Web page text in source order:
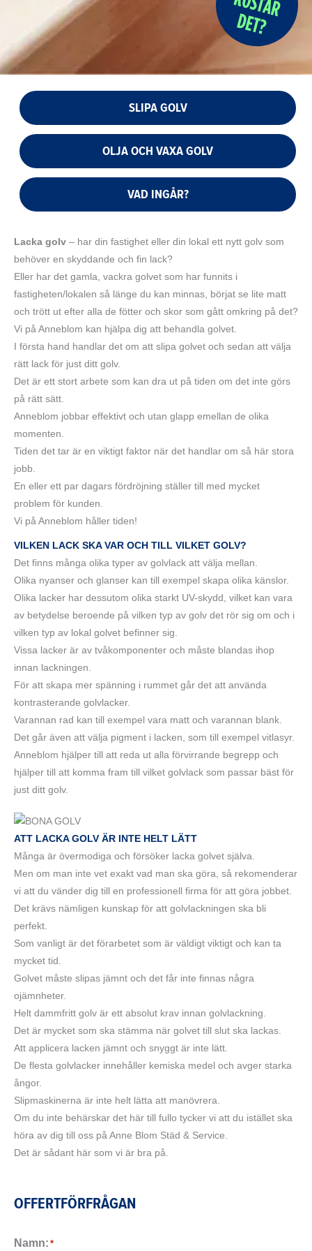
SLIPA GOLV
OLJA OCH VAXA GOLV
VAD INGÅR?
Lacka golv – har din fastighet eller din lokal ett nytt golv som
behöver en skyddande och fin lack?
Eller har det gamla, vackra golvet som har funnits i
fastigheten/lokalen så länge du kan minnas, börjat se lite matt
och trött ut efter alla de fötter och skor som gått omkring på det?
Vi på Anneblom kan hjälpa dig att behandla golvet.
I första hand handlar det om att slipa golvet och sedan att välja
rätt lack för just ditt golv.
Det är ett stort arbete som kan dra ut på tiden om det inte görs
på rätt sätt.
Anneblom jobbar effektivt och utan glapp emellan de olika
momenten.
Tiden det tar är en viktigt faktor när det handlar om så här stora
jobb.
En eller ett par dagars fördröjning ställer till med mycket
problem för kunden.
Vi på Anneblom håller tiden!
VILKEN LACK SKA VAR OCH TILL VILKET GOLV?
Det finns många olika typer av golvlack att välja mellan.
Olika nyanser och glanser kan till exempel skapa olika känslor.
Olika lacker har dessutom olika starkt UV-skydd, vilket kan vara
av betydelse beroende på vilken typ av golv det rör sig om och i
vilken typ av lokal golvet befinner sig.
Vissa lacker är av tvåkomponenter och måste blandas ihop
innan lackningen.
För att skapa mer spänning i rummet går det att använda
kontrasterande golvlacker.
Varannan rad kan till exempel vara matt och varannan blank.
Det går även att välja pigment i lacken, som till exempel vitlasyr.
Anneblom hjälper till att reda ut alla förvirrande begrepp och
hjälper till att komma fram till vilket golvlack som passar bäst för
just ditt golv.
ATT LACKA GOLV ÄR INTE HELT LÄTT
Många är övermodiga och försöker lacka golvet själva.
Men om man inte vet exakt vad man ska göra, så rekomenderar
vi att du vänder dig till en professionell firma för att göra jobbet.
Det krävs nämligen kunskap för att golvlackningen ska bli
perfekt.
Som vanligt är det förarbetet som är väldigt viktigt och kan ta
mycket tid.
Golvet måste slipas jämnt och det får inte finnas några
ojämnheter.
Helt dammfritt golv är ett absolut krav innan golvlackning.
Det är mycket som ska stämma när golvet till slut ska lackas.
Att applicera lacken jämnt och snyggt är inte lätt.
De flesta golvlacker innehåller kemiska medel och avger starka
ångor.
Slipmaskinerna är inte helt lätta att manövrera.
Om du inte behärskar det här till fullo tycker vi att du istället ska
höra av dig till oss på Anne Blom Städ & Service.
Det är sådant här som vi är bra på.
OFFERTFÖRFRÅGAN
Namn: *